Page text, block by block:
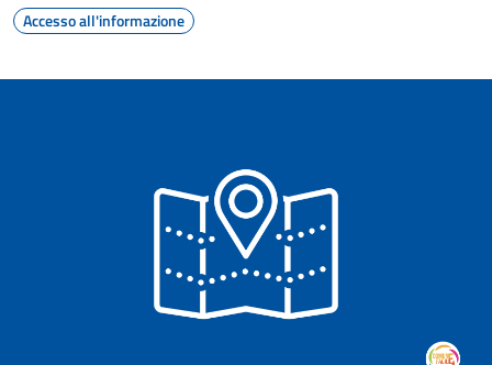
Accesso all'informazione